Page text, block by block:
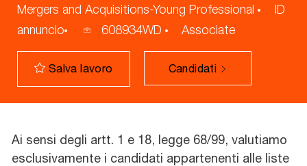
Mergers and Acquisitions-Young Professional
ID
annuncio
608934WD Associate
Salva lavoro Candidati
​Ai sensi degli artt. 1 e 18, legge 68/99, valutiamo
esclusivamente i candidati appartenenti alle liste